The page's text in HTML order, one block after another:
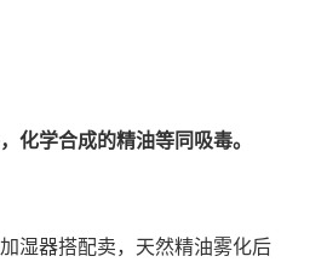
化学合成的精油等同吸毒。
湿器搭配卖，天然精油雾化后